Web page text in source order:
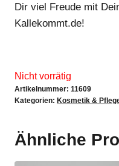
Dir viel Freude mit
Kallekommt.de!
Nicht vorrätig
Artikelnummer: 11609
Kategorien: Kosmetik &
Ähnliche